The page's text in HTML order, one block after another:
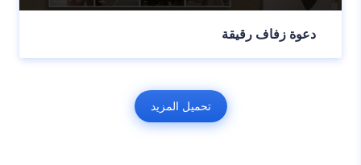
دعوة زفاف رقيقة
تحميل المزيد